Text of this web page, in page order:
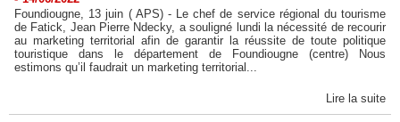
Foundiougne, 13 juin ( APS) - Le chef de service régional du tourisme
de Fatick, Jean Pierre Ndecky, a souligné lundi la nécessité de recourir
au marketing territorial afin de garantir la réussite de toute politique
touristique dans le département de Foundiougne (centre) Nous
estimons qu’il faudrait un marketing territorial...
Lire la suite